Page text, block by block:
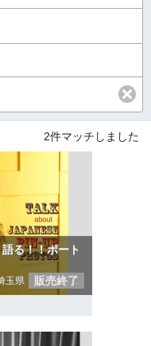
2件マッチしました
る！！ポート
玉県 販売終了